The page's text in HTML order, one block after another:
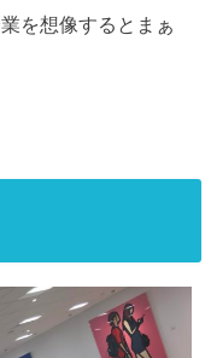
を想像するとまぁ